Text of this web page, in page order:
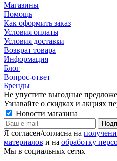
Магазины
Помощь
Как оформить заказ
Условия оплаты
Условия доставки
Возврат товара
Информация
Блог
Вопрос-ответ
Бренды
Не упустите выгодные
Узнавайте о скидках и акциях
Новости магазина
Я согласен/согласна на
материалов и на обработку
Мы в социальных сетях